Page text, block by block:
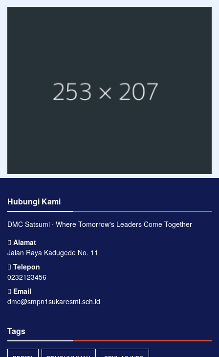
Hubungi Kami
DMC Satsumi ⋅ Where Tomorrow's Leaders Come Together
Alamat
Jalan Raya Kadugede No. 11
Telepon
0232123456
Email
dmc@smpn1sukaresmi.sch.id
Tags